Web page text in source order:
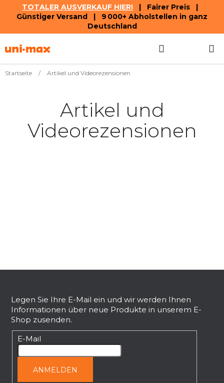
TOTALER AUSVERKAUF HIER! | Fairer Preis |
Günstiger Versand | 9 000+ Abholstellen in ganz
Deutschland
Inhalt
Startseite / Artikel und Videorezensionen
Artikel und
Videorezensionen
Legen Sie Ihre E-Mail ein und wir werden Ihnen
Informationen über neue Produkte in unserem E-
Shop zusenden.
E-Mail
ANMELDEN